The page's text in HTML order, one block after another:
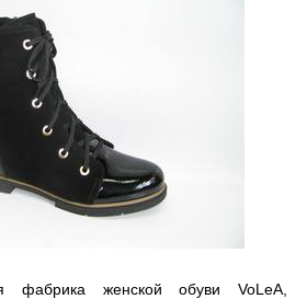
фабрика женской обуви VoLeA,